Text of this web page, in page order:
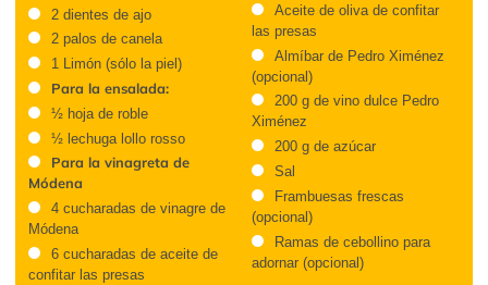
2 dientes de ajo
2 palos de canela
1 Limón (sólo la piel)
Para la ensalada:
½ hoja de roble
½ lechuga lollo rosso
Para la vinagreta de
Módena
4 cucharadas de vinagre de
Módena
6 cucharadas de aceite de
confitar las presas
Aceite de oliva de confitar
las presas
Almíbar de Pedro Ximénez
(opcional)
200 g de vino dulce Pedro
Ximénez
200 g de azúcar
Sal
Frambuesas frescas
(opcional)
Ramas de cebollino para
adornar (opcional)